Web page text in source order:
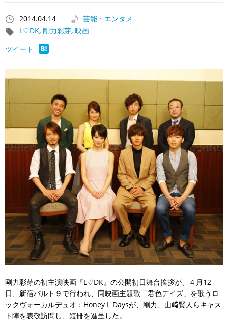
2014.04.14
芸能・エンタメ
L♡DK, 剛力彩芽, 映画
ツイート
剛力彩芽の初主演映画『L♡DK』の公開初日舞台挨拶が、４月12
日、新宿バルト９で行われ、同映画主題歌「君色デイズ」を歌うロ
ックヴォーカルデュオ：Honey L Daysが、剛力、山﨑賢人らキャス
ト陣を表敬訪問し、短冊を進呈した。